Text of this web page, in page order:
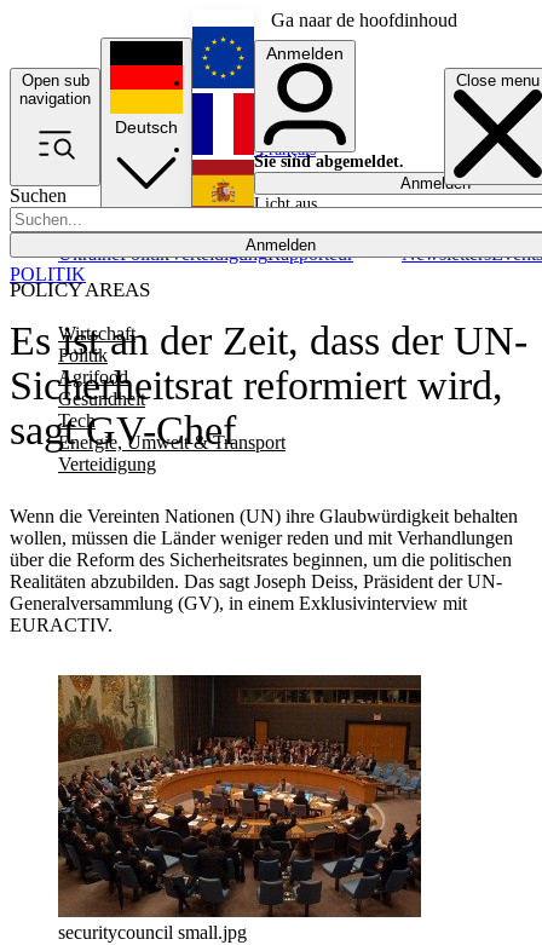
Ga naar de hoofdinhoud
Open sub
navigation
Close menu
Suchen
Anmelden
POLICY AREAS
Wirtschaft
Politik
Agrifood
Gesundheit
Tech
Energie, Umwelt & Transport
Verteidigung
UkrainePolitikVerteidigungRapporteur NewslettersEvents
Deutsch
English
Français
Anmelden
Sie sind abgemeldet.
Anmelden
Licht aus
Es ist an der Zeit, dass der UN-
Sicherheitsrat reformiert wird,
sagt GV-Chef
Wenn die Vereinten Nationen (UN) ihre Glaubwürdigkeit behalten
wollen, müssen die Länder weniger reden und mit Verhandlungen
über die Reform des Sicherheitsrates beginnen, um die politischen
Realitäten abzubilden. Das sagt Joseph Deiss, Präsident der UN-
Generalversammlung (GV), in einem Exklusivinterview mit
EURACTIV.
POLITIK
securitycouncil small.jpg